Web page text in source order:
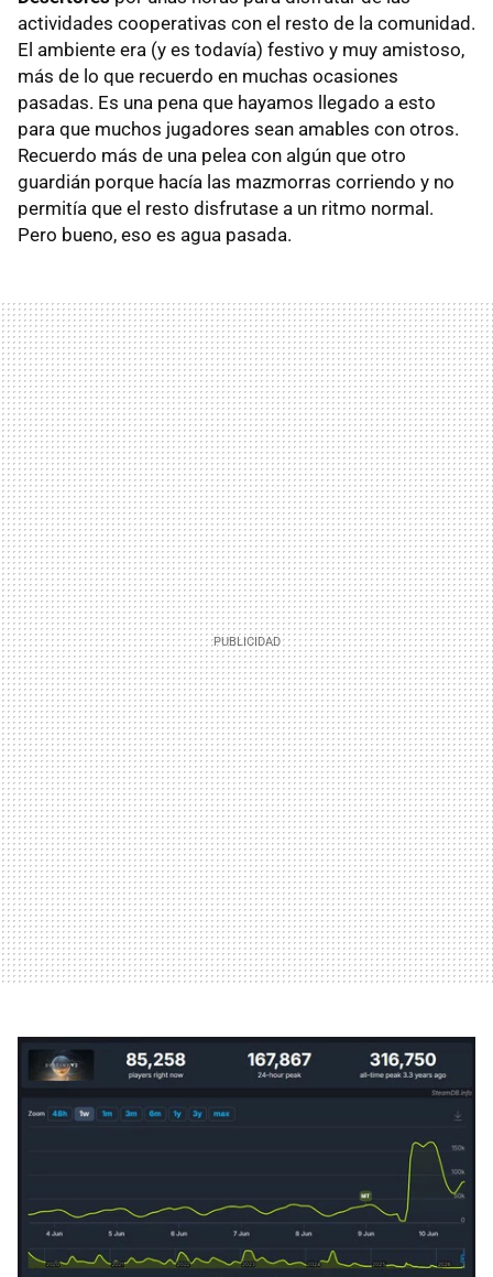
actividades cooperativas con el resto de la comunidad.
El ambiente era (y es todavía) festivo y muy amistoso,
más de lo que recuerdo en muchas ocasiones
pasadas. Es una pena que hayamos llegado a esto
para que muchos jugadores sean amables con otros.
Recuerdo más de una pelea con algún que otro
guardián porque hacía las mazmorras corriendo y no
permitía que el resto disfrutase a un ritmo normal.
Pero bueno, eso es agua pasada.